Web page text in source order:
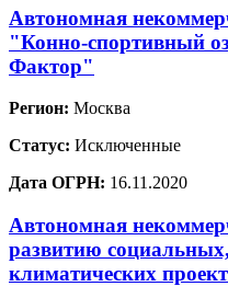
Автономная
"Конно-спортивный
Фактор"
Регион: Москва
Статус: Исключенные
Дата ОГРН: 16.11.2020
Автономная
развитию
климатических